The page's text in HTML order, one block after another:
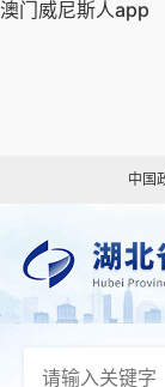
澳门威尼斯人app
中国